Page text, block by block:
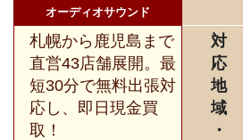
オーディオサウンド
札幌から鹿児島まで
直営43店舗展開。最
短30分で無料出張対
応し、即日現金買
取！
対
応
地
域
・